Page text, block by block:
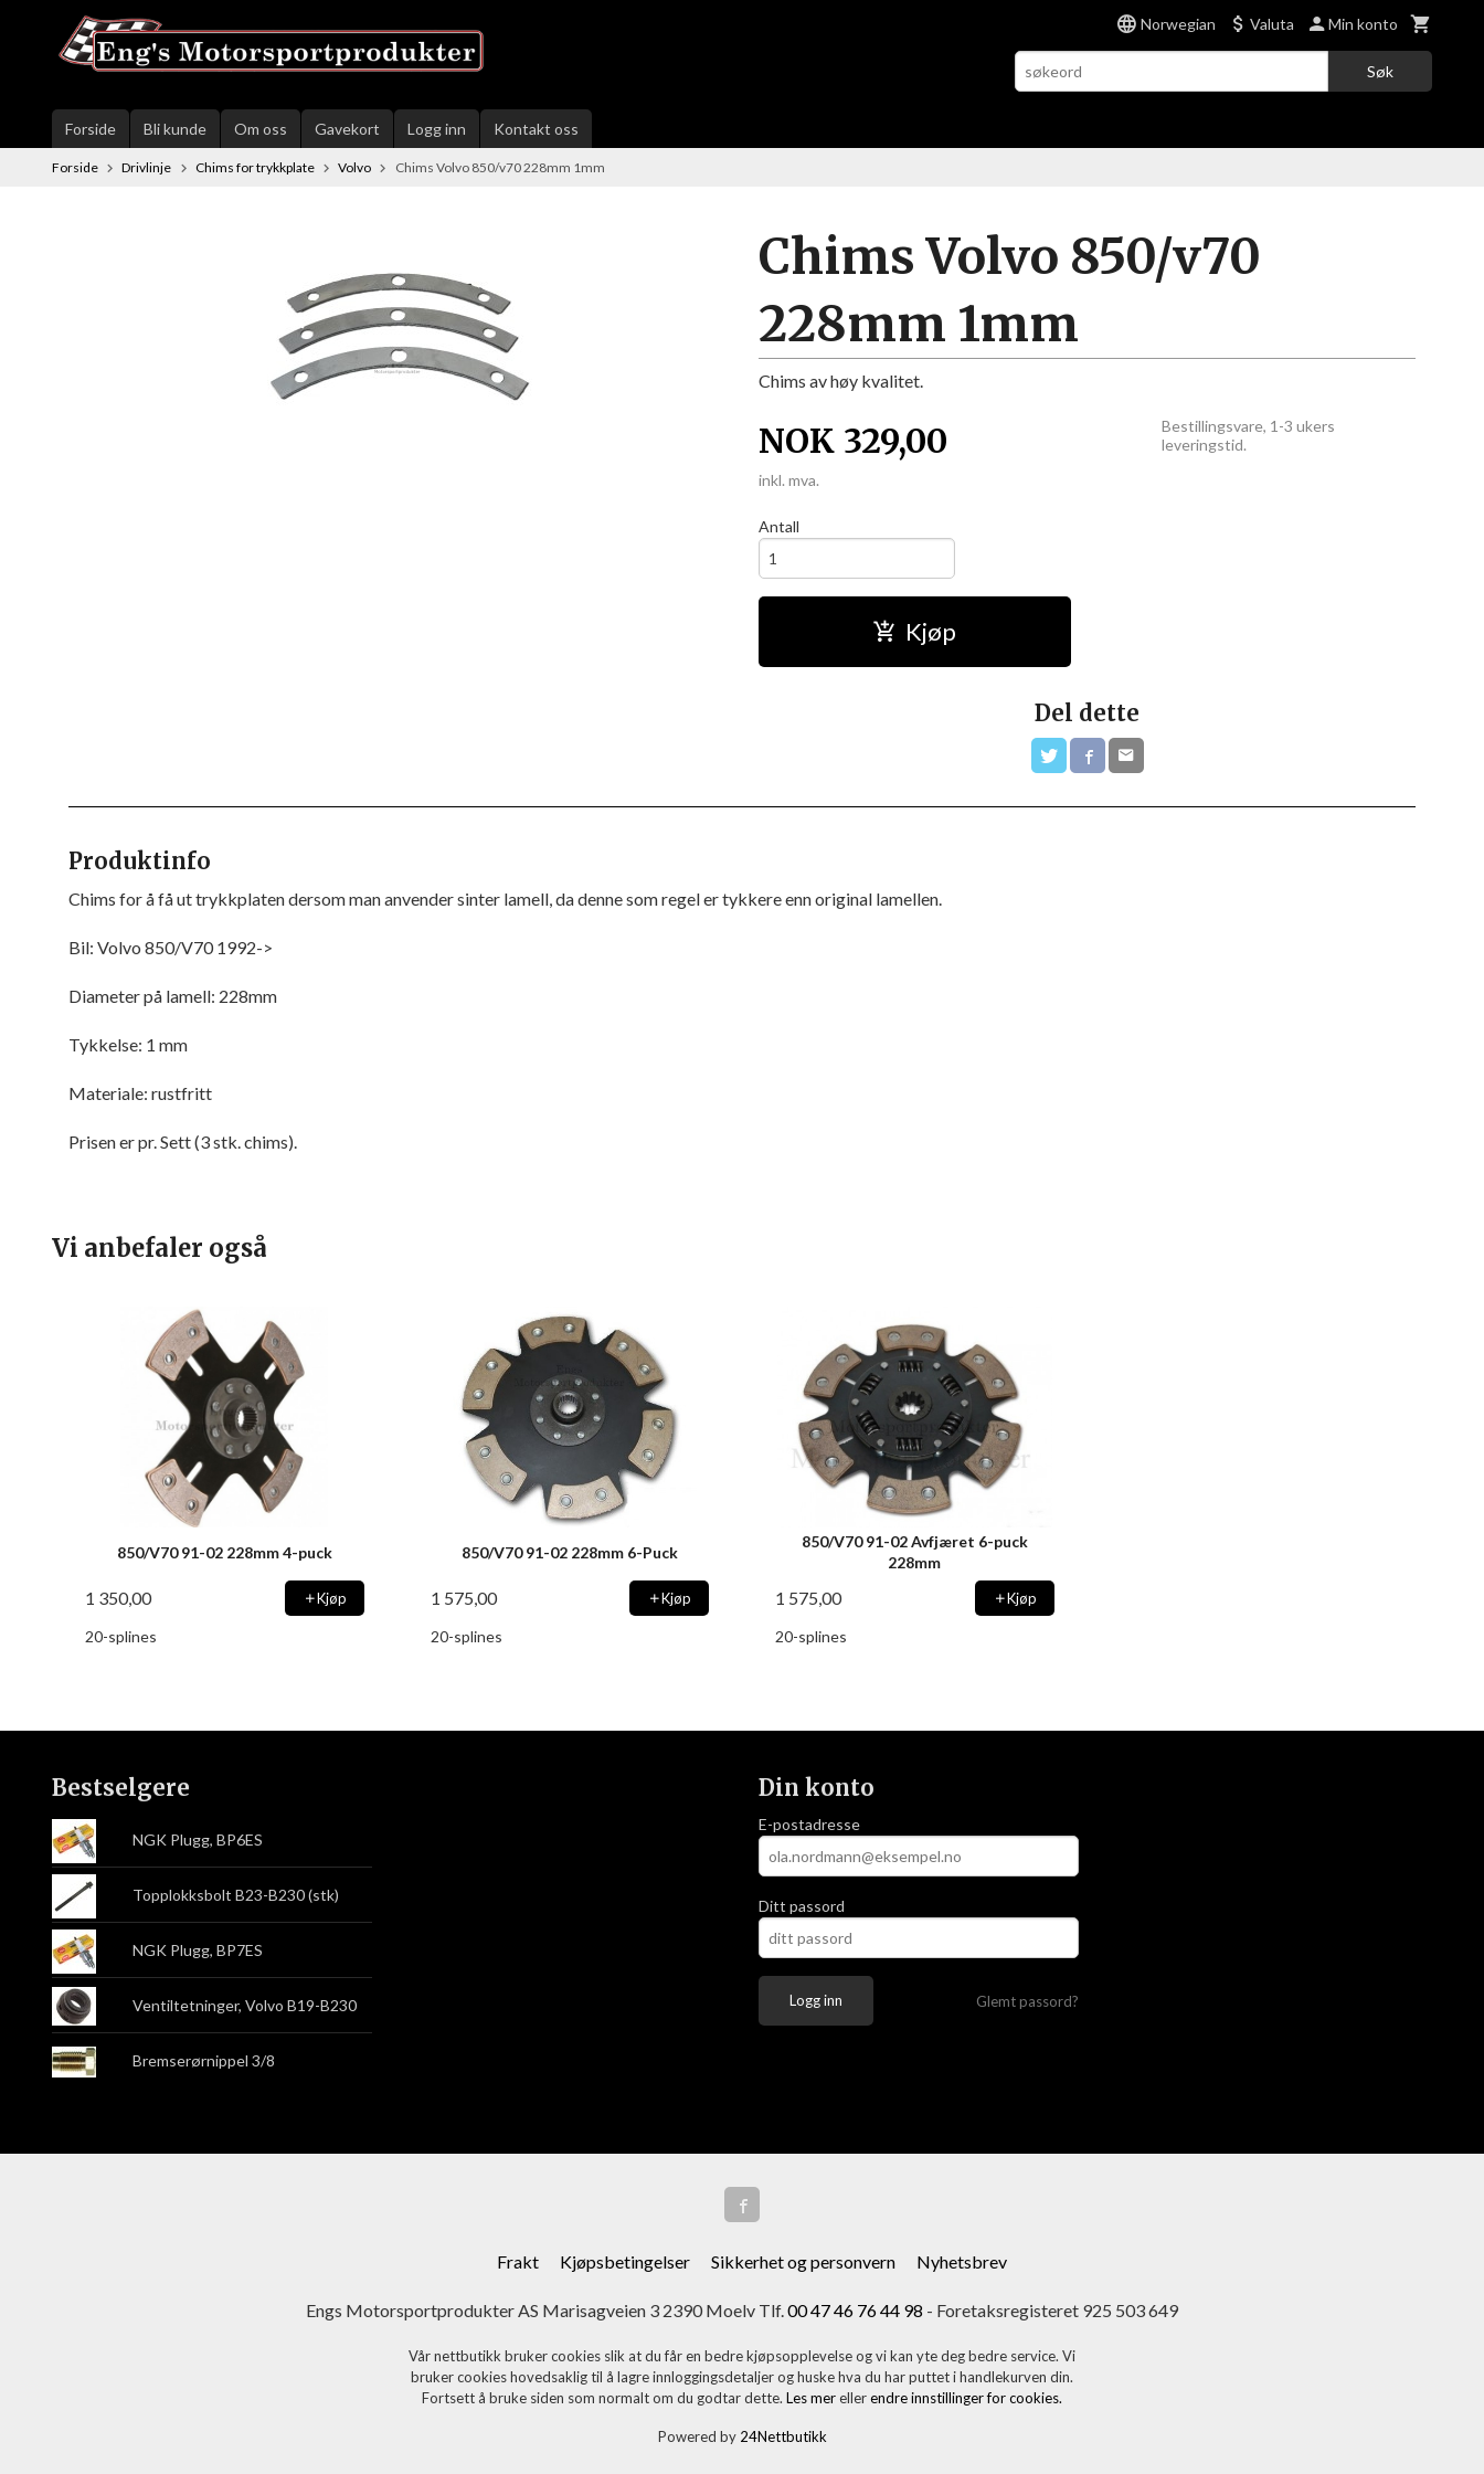
innholdet
Norwegian Valuta Min konto
Søk
Forside Bli kunde Om oss Gavekort Logg inn Kontakt oss
Forside Drivlinje Chims for trykkplate Volvo Chims Volvo 850/v70 228mm 1mm
Chims Volvo 850/v70
228mm 1mm
Chims av høy kvalitet.
NOK 329,00
inkl. mva.
Bestillingsvare, 1-3 ukers
leveringstid.
Antall
Kjøp
Del dette
Produktinfo
Chims for å få ut trykkplaten dersom man anvender sinter lamell, da denne som regel er tykkere enn original lamellen.
Bil: Volvo 850/V70 1992->
Diameter på lamell: 228mm
Tykkelse: 1 mm
Materiale: rustfritt
Prisen er pr. Sett (3 stk. chims).
Vi anbefaler også
850/V70 91-02 228mm 4-puck
1 350,00 Kjøp
20-splines
850/V70 91-02 228mm 6-Puck
1 575,00 Kjøp
20-splines
850/V70 91-02 Avfjæret 6-puck
228mm
1 575,00 Kjøp
20-splines
Bestselgere
NGK Plugg, BP6ES
Topplokksbolt B23-B230 (stk)
NGK Plugg, BP7ES
Ventiltetninger, Volvo B19-B230
Bremserørnippel 3/8
Din konto
E-postadresse
Ditt passord
Glemt passord?
Frakt Kjøpsbetingelser Sikkerhet og personvern Nyhetsbrev
Engs Motorsportprodukter AS Marisagveien 3 2390 Moelv Tlf. 00 47 46 76 44 98 - Foretaksregisteret 925 503 649
Vår nettbutikk bruker cookies slik at du får en bedre kjøpsopplevelse og vi kan yte deg bedre service. Vi
bruker cookies hovedsaklig til å lagre innloggingsdetaljer og huske hva du har puttet i handlekurven din.
Fortsett å bruke siden som normalt om du godtar dette. Les merellerendre innstillinger for cookies.
Powered by 24Nettbutikk